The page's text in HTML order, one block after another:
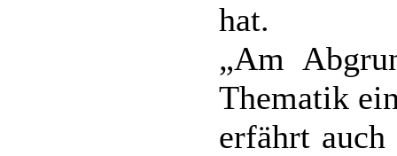
hat.
„Am
Thematik
erfährt auch